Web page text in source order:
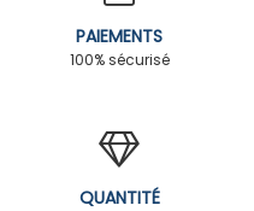
PAIEMENTS
100% sécurisé
QUANTITÉ